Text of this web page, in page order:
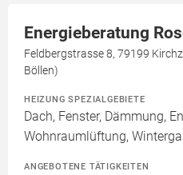
Energieberatung
Feldbergstrasse 8, 79199
Böllen)
HEIZUNG SPEZIALGEBIETE
Dach, Fenster, Dämmung,
Wohnraumlüftung,
ANGEBOTENE TÄTIGKEITEN